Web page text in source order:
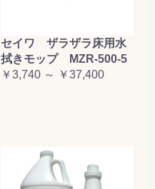
セイワ ザラザラ床用水
拭きモップ MZR-500-5
￥3,740 ～ ￥37,400